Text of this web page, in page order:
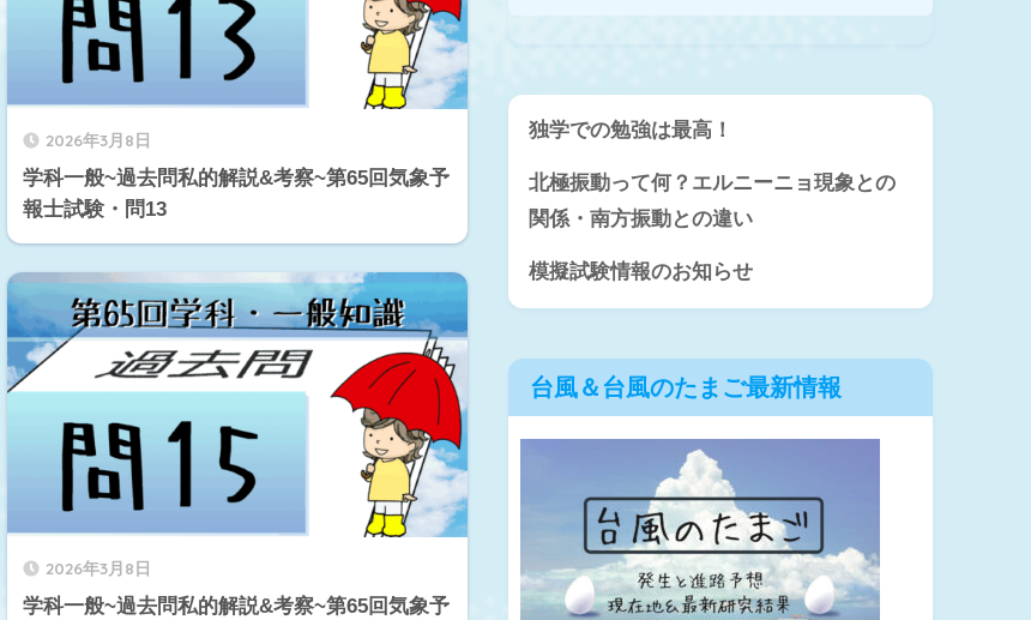
2026年3月8日
学科一般~過去問私的解説&考察~第65回気象予
報士試験・問13
2026年3月8日
学科一般~過去問私的解説&考察~第65回気象予
独学での勉強は最高！
北極振動って何？エルニーニョ現象との
関係・南方振動との違い
模擬試験情報のお知らせ
台風＆台風のたまご最新情報